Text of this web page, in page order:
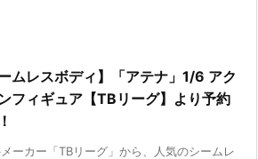
ームレスボディ】「アテナ」1/6 アク
フィギュア【TBリーグ】より予約
ーカー「TBリーグ」から、人気のシームレ